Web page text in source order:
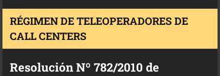
RÉGIMEN DE TELEOPERADORES DE
CALL CENTERS
Resolución Nº 782/2010 de